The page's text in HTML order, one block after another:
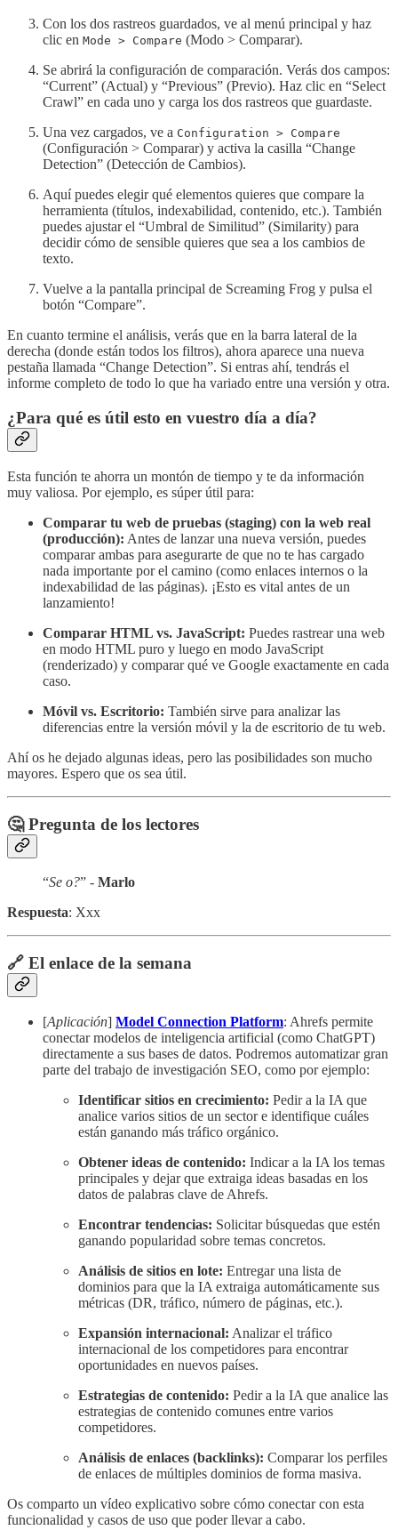
Con los dos rastreos guardados, ve al menú principal y haz
clic en Mode > Compare (Modo > Comparar).
Se abrirá la configuración de comparación. Verás dos campos:
“Current” (Actual) y “Previous” (Previo). Haz clic en “Select
Crawl” en cada uno y carga los dos rastreos que guardaste.
Una vez cargados, ve a Configuration > Compare
(Configuración > Comparar) y activa la casilla “Change
Detection” (Detección de Cambios).
Aquí puedes elegir qué elementos quieres que compare la
herramienta (títulos, indexabilidad, contenido, etc.). También
puedes ajustar el “Umbral de Similitud” (Similarity) para
decidir cómo de sensible quieres que sea a los cambios de
texto.
Vuelve a la pantalla principal de Screaming Frog y pulsa el
botón “Compare”.
En cuanto termine el análisis, verás que en la barra lateral de la
derecha (donde están todos los filtros), ahora aparece una nueva
pestaña llamada “Change Detection”. Si entras ahí, tendrás el
informe completo de todo lo que ha variado entre una versión y otra.
¿Para qué es útil esto en vuestro día a día?
Esta función te ahorra un montón de tiempo y te da información
muy valiosa. Por ejemplo, es súper útil para:
Comparar tu web de pruebas (staging) con la web real
(producción): Antes de lanzar una nueva versión, puedes
comparar ambas para asegurarte de que no te has cargado
nada importante por el camino (como enlaces internos o la
indexabilidad de las páginas). ¡Esto es vital antes de un
lanzamiento!
Comparar HTML vs. JavaScript: Puedes rastrear una web
en modo HTML puro y luego en modo JavaScript
(renderizado) y comparar qué ve Google exactamente en cada
caso.
Móvil vs. Escritorio: También sirve para analizar las
diferencias entre la versión móvil y la de escritorio de tu web.
Ahí os he dejado algunas ideas, pero las posibilidades son mucho
mayores. Espero que os sea útil.
🤔 Pregunta de los lectores
“Se o?” - Marlo
Respuesta: Xxx
🔗 El enlace de la semana
[Aplicación] Model Connection Platform: Ahrefs permite
conectar modelos de inteligencia artificial (como ChatGPT)
directamente a sus bases de datos. Podremos automatizar gran
parte del trabajo de investigación SEO, como por ejemplo:
Identificar sitios en crecimiento: Pedir a la IA que
analice varios sitios de un sector e identifique cuáles
están ganando más tráfico orgánico.
Obtener ideas de contenido: Indicar a la IA los temas
principales y dejar que extraiga ideas basadas en los
datos de palabras clave de Ahrefs.
Encontrar tendencias: Solicitar búsquedas que estén
ganando popularidad sobre temas concretos.
Análisis de sitios en lote: Entregar una lista de
dominios para que la IA extraiga automáticamente sus
métricas (DR, tráfico, número de páginas, etc.).
Expansión internacional: Analizar el tráfico
internacional de los competidores para encontrar
oportunidades en nuevos países.
Estrategias de contenido: Pedir a la IA que analice las
estrategias de contenido comunes entre varios
competidores.
Análisis de enlaces (backlinks): Comparar los perfiles
de enlaces de múltiples dominios de forma masiva.
Os comparto un vídeo explicativo sobre cómo conectar con esta
funcionalidad y casos de uso que poder llevar a cabo.